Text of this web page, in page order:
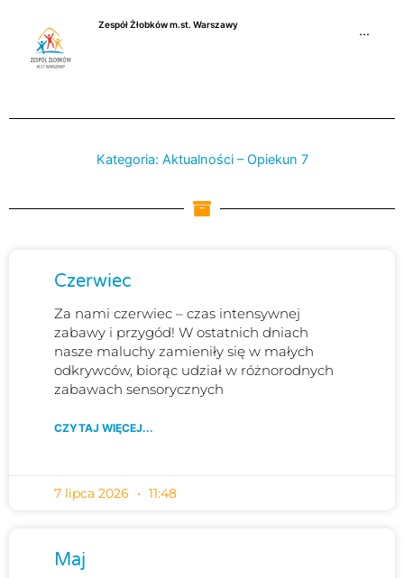
Zespół Żłobków m.st. Warszawy
···
Kategoria: Aktualności – Opiekun 7
Czerwiec
Za nami czerwiec – czas intensywnej
zabawy i przygód! W ostatnich dniach
nasze maluchy zamieniły się w małych
odkrywców, biorąc udział w różnorodnych
zabawach sensorycznych
CZYTAJ WIĘCEJ...
7 lipca 2026 11:48
Maj